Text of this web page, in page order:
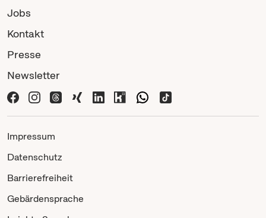
Jobs
Kontakt
Presse
Newsletter
Impressum
Datenschutz
Barrierefreiheit
Gebärdensprache